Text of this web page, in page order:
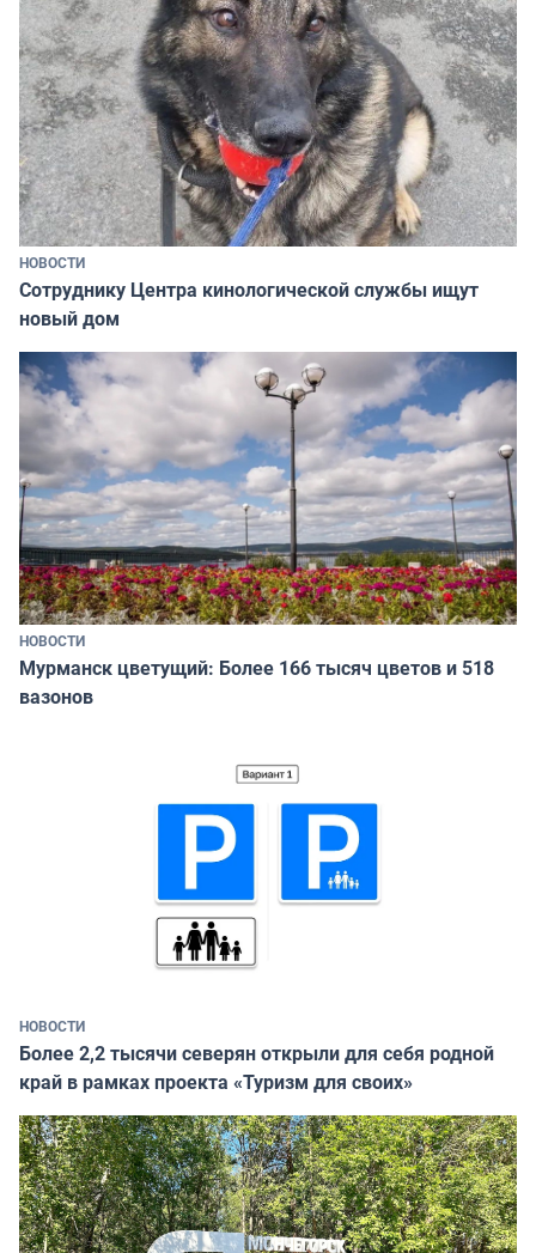
НОВОСТИ
Сотруднику Центра кинологической службы ищут
новый дом
НОВОСТИ
Мурманск цветущий: Более 166 тысяч цветов и 518
вазонов
НОВОСТИ
Более 2,2 тысячи северян открыли для себя родной
край в рамках проекта «Туризм для своих»